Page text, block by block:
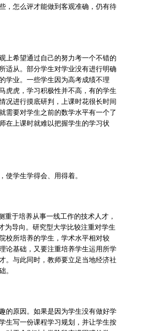
，怎么评才能做到客观准确，仍有待
上希望通过自己的努力考一个不错的
适从。部分学生对学业没有进行明确
学业。一些学生因为高考成绩不理
虎虎，学习积极性并不高，有的学生
况进行摸底研判，上课时花很长时间
需要对学生之前的数学水平有一个了
在上课时就难以把握学生的学习状
使学生学得会、用得着。
于培养从事一线工作的技术人才，
为导向。研究型大学比较注重对学生
校所培养的学生，学术水平相对较
论基础，又要注重培养学生运用所学
。与此同时，教师要立足当地经济社
。
的原因。如果是因为学生没有做好学
生写一份课程学习规划，并让学生按